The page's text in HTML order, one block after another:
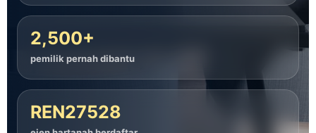
2,500+
pemilik pernah dibantu
REN27528